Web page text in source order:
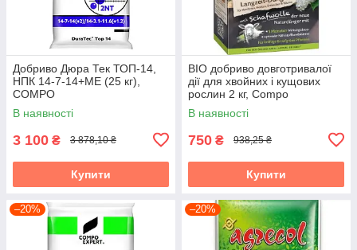
Добриво Дюра Тек ТОП-14,
НПК 14-7-14+МЕ (25 кг),
COMPO
В наявності
3 100 ₴ 3 878,10 ₴
Купити
BIO добриво довготривалої
дії для хвойних і кущових
рослин 2 кг, Compo
В наявності
750 ₴ 938,25 ₴
Купити
–20% –20%